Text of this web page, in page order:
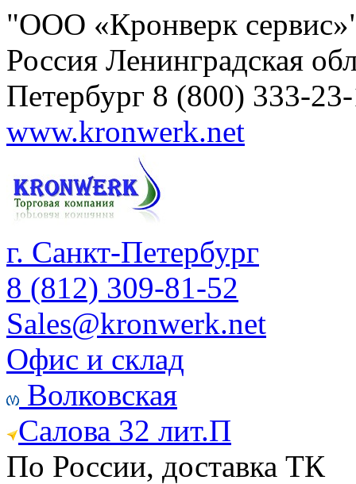
"ООО «Кронверк
Россия Ленинградская
Петербург 8 (800) 333-
www.kronwerk.net
г. Санкт-Петербург
8 (812) 309-81-52
Sales@kronwerk.net
Офис и склад
Волковская
Салова 32 лит.П
По России, доставка ТК